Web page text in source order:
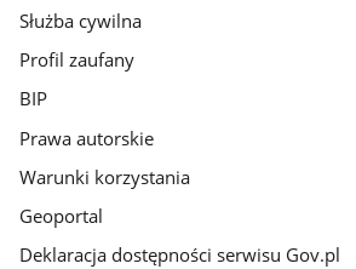
Służba cywilna
Profil zaufany
BIP
Prawa autorskie
Warunki korzystania
Geoportal
Deklaracja dostępności serwisu Gov.pl